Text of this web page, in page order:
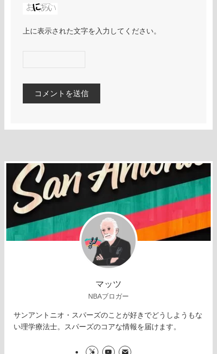
上に表示された文字を入力してください。
マッツ
NBAブロガー
サンアントニオ・スパーズのことが好きでどうしようもな
い理学療法士。スパーズのコアな情報を届けます。